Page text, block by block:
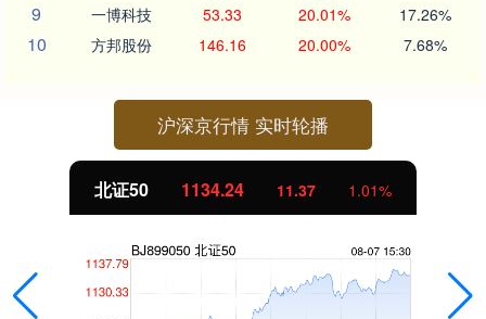
9 一博科技 53.33 20.01% 17.26%
10 方邦股份 146.16 20.00% 7.68%
沪深京行情 实时轮播
北证50 1134.24 11.37 1.01%